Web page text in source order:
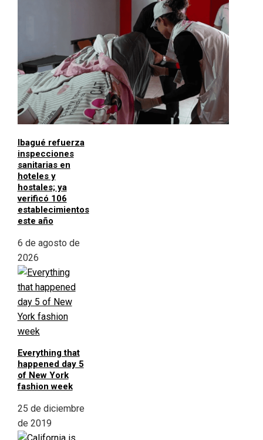
Ibagué refuerza
inspecciones
sanitarias en
hoteles y
hostales; ya
verificó 106
establecimientos
este año
6 de agosto de
2026
Everything that
happened day 5
of New York
fashion week
25 de diciembre
de 2019